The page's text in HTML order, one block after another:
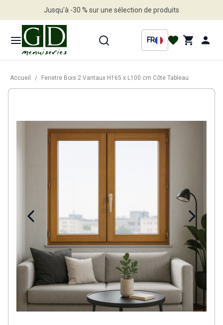
Jusqu'à -30 % sur une sélection de produits
FR
Accueil / Fenetre Bois 2 Vantaux H165 x L100 cm Côte Tableau